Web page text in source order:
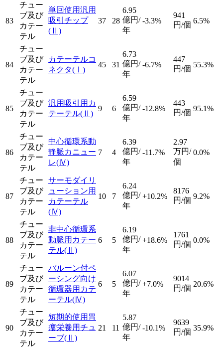
83
チュー
ブ及び
カテー
テル
単回使用汎用
吸引チップ
(Ⅱ)
37 28
6.95
億円/
年
-3.3%
941
円/個 6.5%
84
チュー
ブ及び
カテー
テル
カテーテルコ
ネクタ(Ⅰ)
45 31
6.73
億円/
年
-6.7%
447
円/個 55.3%
85
チュー
ブ及び
カテー
テル
汎用吸引用カ
テーテル(Ⅱ)
9 6
6.59
億円/
年
-12.8%
443
円/個 95.1%
86
チュー
ブ及び
カテー
テル
中心循環系動
静脈カニュー
レ(Ⅳ)
7 4
6.39
億円/
年
-11.7%
2.97
万円/
個
0.0%
87
チュー
ブ及び
カテー
テル
サーモダイリ
ューション用
カテーテル
(Ⅳ)
10 7
6.24
億円/
年
+10.2%
8176
円/個 9.2%
88
チュー
ブ及び
カテー
テル
非中心循環系
動脈用カテー
テル(Ⅱ)
6 5
6.19
億円/
年
+18.6%
1761
円/個 0.0%
89
チュー
ブ及び
カテー
テル
バルーン付ペ
ーシング向け
循環器用カテ
ーテル(Ⅳ)
6 5
6.07
億円/
年
+7.0%
9014
円/個 20.6%
90
チュー
ブ及び
カテー
テル
短期的使用胃
瘻栄養用チュ
ーブ(Ⅱ)
21 11
5.87
億円/
年
-10.1%
9639
円/個 35.9%